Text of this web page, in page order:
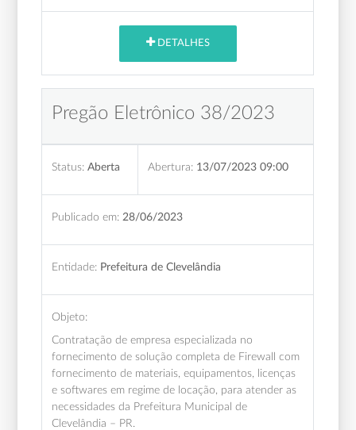
DETALHES
Pregão Eletrônico 38/2023
Status: Aberta Abertura: 13/07/2023 09:00
Publicado em: 28/06/2023
Entidade: Prefeitura de Clevelândia
Objeto:
Contratação de empresa especializada no
fornecimento de solução completa de Firewall com
fornecimento de materiais, equipamentos, licenças
e softwares em regime de locação, para atender as
necessidades da Prefeitura Municipal de
Clevelândia – PR.